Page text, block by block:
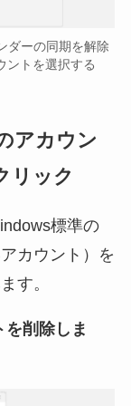
ダーの同期を解除
ントを選択する
アカウン
リック
標準の
カウント）を
す。
削除しま